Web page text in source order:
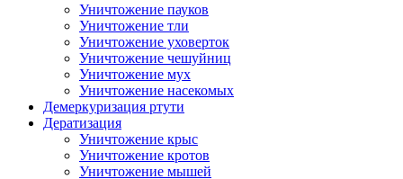
Уничтожение пауков
Уничтожение тли
Уничтожение уховерток
Уничтожение чешуйниц
Уничтожение мух
Уничтожение насекомых
Демеркуризация ртути
Дератизация
Уничтожение крыс
Уничтожение кротов
Уничтожение мышей